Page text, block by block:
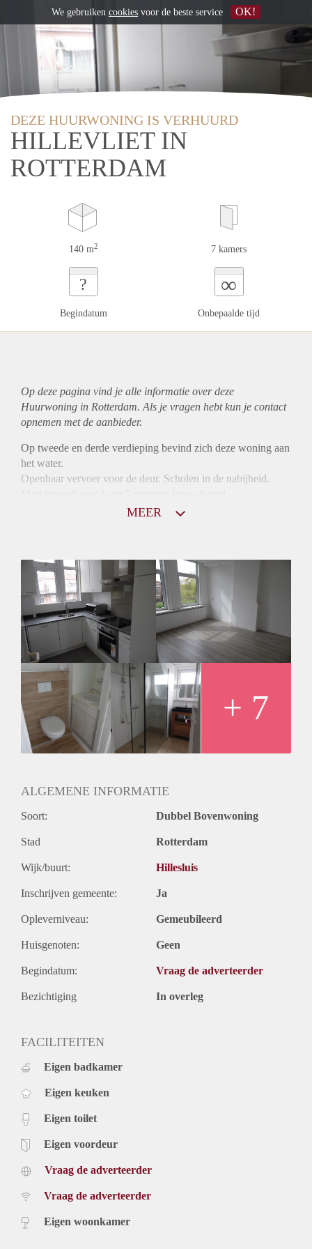
DEZE HUURWONING IS VERHUURD
HILLEVLIET IN
ROTTERDAM
140 m2 7 kamers
?
Begindatum
∞
Onbepaalde tijd
Op deze pagina vind je alle informatie over deze
Huurwoning in Rotterdam. Als je vragen hebt kun je contact
opnemen met de aanbieder.
Op tweede en derde verdieping bevind zich deze woning aan
het water.
Openbaar vervoer voor de deur. Scholen in de nabijheid.
MEER
+ 7
ALGEMENE INFORMATIE
Soort: Dubbel Bovenwoning
Stad Rotterdam
Wijk/buurt: Hillesluis
Inschrijven gemeente: Ja
Opleverniveau: Gemeubileerd
Huisgenoten: Geen
Begindatum: Vraag de adverteerder
Bezichtiging In overleg
FACILITEITEN
Eigen badkamer
Eigen keuken
Eigen toilet
Eigen voordeur
Vraag de adverteerder
Vraag de adverteerder
Eigen woonkamer
We gebruiken cookies voor de beste service OK!